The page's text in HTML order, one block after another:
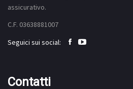
assicurativo.
C.F. 03638881007
Seguici sui social:
Contatti